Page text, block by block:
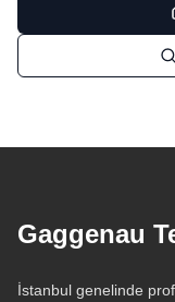
Gaggenau
İstanbul genelinde